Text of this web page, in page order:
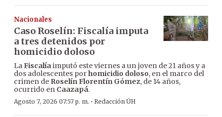
Nacionales
Caso Roselín: Fiscalía imputa
a tres detenidos por
homicidio doloso
LaFiscalíaimputó este viernes a un joven de 21 años y a
dos adolescentes porhomicidio doloso, en el marco del
crimen de Roselín Florentín Gómez, de 14 años,
ocurrido en Caazapá.
Agosto 7, 2026 07:57 p. m. · Redacción ÚH